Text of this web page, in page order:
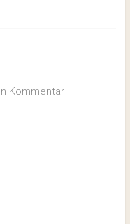
Kommentar